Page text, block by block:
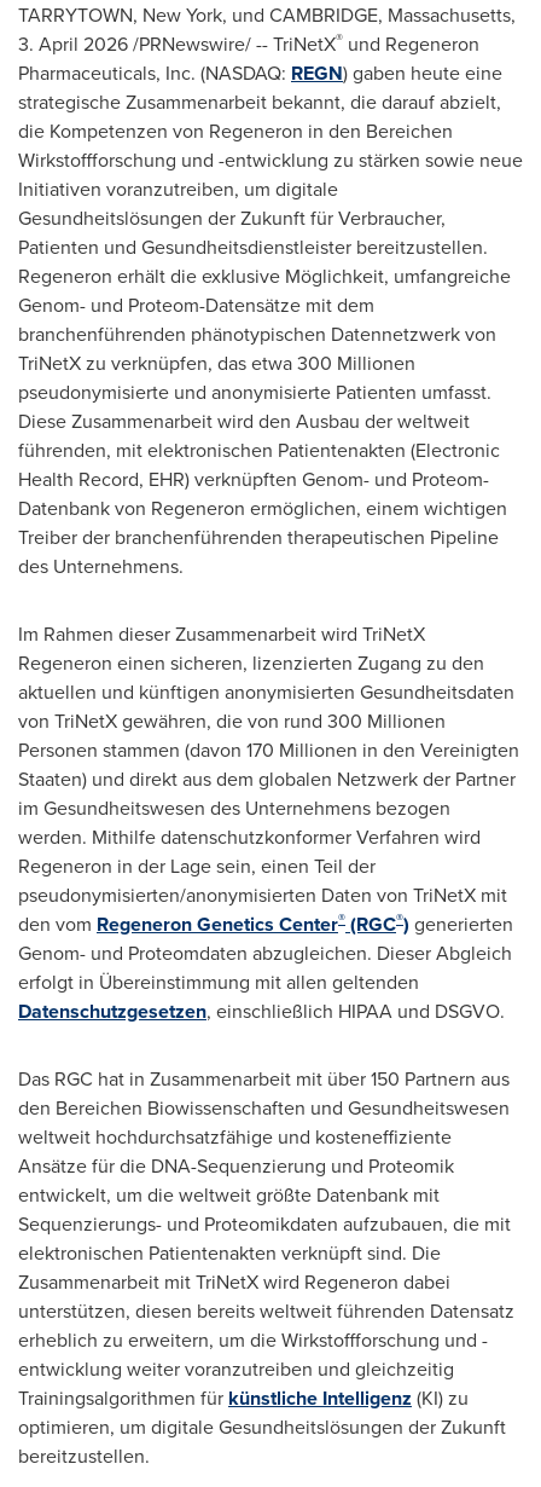
TARRYTOWN, New York, und CAMBRIDGE, Massachusetts,
3. April 2026/PRNewswire/ -- TriNetX® und Regeneron
Pharmaceuticals, Inc. (NASDAQ: REGN) gaben heute eine
strategische Zusammenarbeit bekannt, die darauf abzielt,
die Kompetenzen von Regeneron in den Bereichen
Wirkstoffforschung und -entwicklung zu stärken sowie neue
Initiativen voranzutreiben, um digitale
Gesundheitslösungen der Zukunft für Verbraucher,
Patienten und Gesundheitsdienstleister bereitzustellen.
Regeneron erhält die exklusive Möglichkeit, umfangreiche
Genom- und Proteom-Datensätze mit dem
branchenführenden phänotypischen Datennetzwerk von
TriNetX zu verknüpfen, das etwa 300 Millionen
pseudonymisierte und anonymisierte Patienten umfasst.
Diese Zusammenarbeit wird den Ausbau der weltweit
führenden, mit elektronischen Patientenakten (Electronic
Health Record, EHR) verknüpften Genom- und Proteom-
Datenbank von Regeneron ermöglichen, einem wichtigen
Treiber der branchenführenden therapeutischen Pipeline
des Unternehmens.
Im Rahmen dieser Zusammenarbeit wird TriNetX
Regeneron einen sicheren, lizenzierten Zugang zu den
aktuellen und künftigen anonymisierten Gesundheitsdaten
von TriNetX gewähren, die von rund 300 Millionen
Personen stammen (davon 170 Millionen in den Vereinigten
Staaten) und direkt aus dem globalen Netzwerk der Partner
im Gesundheitswesen des Unternehmens bezogen
werden. Mithilfe datenschutzkonformer Verfahren wird
Regeneron in der Lage sein, einen Teil der
pseudonymisierten/anonymisierten Daten von TriNetX mit
den vom Regeneron Genetics Center® (RGC®) generierten
Genom- und Proteomdaten abzugleichen. Dieser Abgleich
erfolgt in Übereinstimmung mit allen geltenden
Datenschutzgesetzen, einschließlich HIPAA und DSGVO.
Das RGC hat in Zusammenarbeit mit über 150 Partnern aus
den Bereichen Biowissenschaften und Gesundheitswesen
weltweit hochdurchsatzfähige und kosteneffiziente
Ansätze für die DNA-Sequenzierung und Proteomik
entwickelt, um die weltweit größte Datenbank mit
Sequenzierungs- und Proteomikdaten aufzubauen, die mit
elektronischen Patientenakten verknüpft sind. Die
Zusammenarbeit mit TriNetX wird Regeneron dabei
unterstützen, diesen bereits weltweit führenden Datensatz
erheblich zu erweitern, um die Wirkstoffforschung und -
entwicklung weiter voranzutreiben und gleichzeitig
Trainingsalgorithmen für künstliche Intelligenz (KI) zu
optimieren, um digitale Gesundheitslösungen der Zukunft
bereitzustellen.